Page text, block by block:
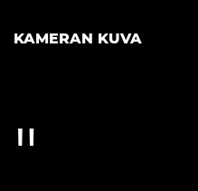
KAMERAN KUVA